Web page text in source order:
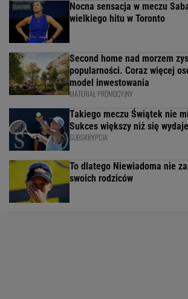
Nocna sensacja w meczu
wielkiego hitu w Toronto
Second home nad morzem
popularności. Coraz więcej
model inwestowania
MATERIAŁ PROMOCYJNY
Takiego meczu Świątek nie
Sukces większy niż się wydaje
SUBSKRYPCJA
To dlatego Niewiadoma nie
swoich rodziców